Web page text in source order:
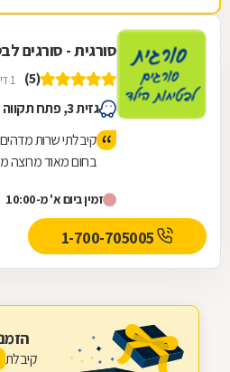
חיוניים. החנות
סורגית - סורגים
(5) 1 דירוגים
גזית 3, פתח תקווה
קיבלתי שרות
בחום מאוד מרוצה
זמין ביום א' מ-10:00
1-700-705005
קיבלת